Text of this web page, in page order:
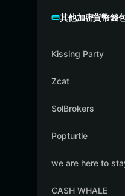
其他加密貨幣錢
Kissing Party
Zcat
SolBrokers
Popturtle
we are here to
CASH WHALE